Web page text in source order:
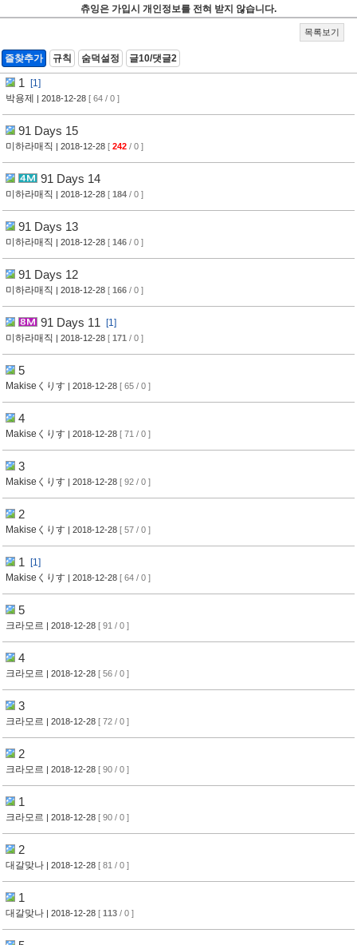
츄잉은 가입시 개인정보를 전혀 받지 않습니다.
목록보기
즐찾추가 규칙 숨덕설정 글10/댓글2
1
[1]
박용제
| 2018-12-28 [ 64 / 0 ]
91 Days 15
미하라매직 | 2018-12-28 [ 242 / 0 ]
91 Days 14
미하라매직 | 2018-12-28 [ 184 / 0 ]
91 Days 13
미하라매직 | 2018-12-28 [ 146 / 0 ]
91 Days 12
미하라매직 | 2018-12-28 [ 166 / 0 ]
91 Days 11
[1]
미하라매직 | 2018-12-28 [ 171 / 0 ]
5
Makiseくりす | 2018-12-28 [ 65 / 0 ]
4
Makiseくりす | 2018-12-28 [ 71 / 0 ]
3
Makiseくりす | 2018-12-28 [ 92 / 0 ]
2
Makiseくりす | 2018-12-28 [ 57 / 0 ]
1
[1]
Makiseくりす | 2018-12-28 [ 64 / 0 ]
5
크라모르 | 2018-12-28 [ 91 / 0 ]
4
크라모르 | 2018-12-28 [ 56 / 0 ]
3
크라모르 | 2018-12-28 [ 72 / 0 ]
2
크라모르 | 2018-12-28 [ 90 / 0 ]
1
크라모르 | 2018-12-28 [ 90 / 0 ]
2
대갈맞나 | 2018-12-28 [ 81 / 0 ]
1
대갈맞나 | 2018-12-28 [ 113 / 0 ]